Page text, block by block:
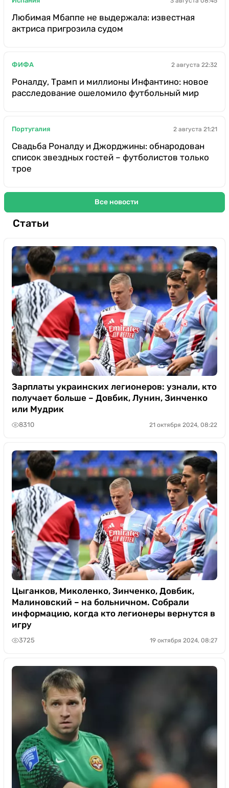
Любимая Мбаппе не выдержала: известная
актриса пригрозила судом
ФИФА 2 августа 22:32
Роналду, Трамп и миллионы Инфантино: новое
расследование ошеломило футбольный мир
Португалия 2 августа 21:21
Свадьба Роналду и Джорджины: обнародован
список звездных гостей – футболистов только
трое
Все новости
Статьи
Зарплаты украинских легионеров: узнали, кто
получает больше – Довбик, Лунин, Зинченко
или Мудрик
8310 21 октября 2024, 08:22
Цыганков, Миколенко, Зинченко, Довбик,
Малиновский – на больничном. Собрали
информацию, когда кто легионеры вернутся в
игру
3725 19 октября 2024, 08:27